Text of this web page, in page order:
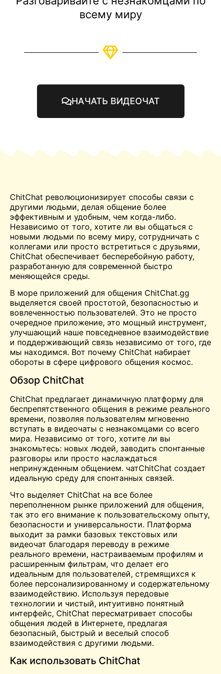
всему миру
НАЧАТЬ ВИДЕОЧАТ
ChitChat революционизирует способы связи с
другими людьми, делая общение более
эффективным и удобным, чем когда-либо.
Независимо от того, хотите ли вы общаться с
новыми людьми по всему миру, сотрудничать с
коллегами или просто встретиться с друзьями,
ChitChat обеспечивает бесперебойную работу,
разработанную для современной быстро
меняющейся среды.
В море приложений для общения ChitChat.gg
выделяется своей простотой, безопасностью и
вовлеченностью пользователей. Это не просто
очередное приложение, это мощный инструмент,
улучшающий наше повседневное взаимодействие
и поддерживающий связь независимо от того, где
мы находимся. Вот почему ChitChat набирает
обороты в сфере цифрового общения космос.
Обзор ChitChat
ChitChat предлагает динамичную платформу для
беспрепятственного общения в режиме реального
времени, позволяя пользователям мгновенно
вступать в видеочаты с незнакомцами со всего
мира. Независимо от того, хотите ли вы
знакомьтесь: новых людей, заводить спонтанные
разговоры или просто наслаждаться
непринужденным общением. чатChitChat создает
идеальную среду для спонтанных связей.
Что выделяет ChitChat на все более
переполненном рынке приложений для общения,
так это его внимание к пользовательскому опыту,
безопасности и универсальности. Платформа
выходит за рамки базовых текстовых или
видеочат благодаря переводу в режиме
реального времени, настраиваемым профилям и
расширенным фильтрам, что делает его
идеальным для пользователей, стремящихся к
более персонализированному и содержательному
взаимодействию. Используя передовые
технологии и чистый, интуитивно понятный
интерфейс, ChitChat пересматривает способы
общения людей в Интернете, предлагая
безопасный, быстрый и веселый способ
взаимодействия с другими людьми.
Как использовать ChitChat